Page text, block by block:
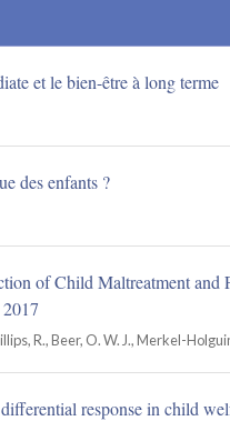
et le bien-être à long terme
des enfants ?
of Child Maltreatment and
R., Beer, O. W. J., Merkel-
response in child